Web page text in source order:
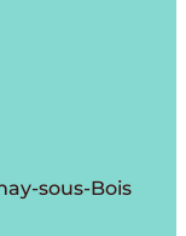
sous-Bois